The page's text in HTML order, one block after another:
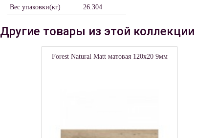
Вес упаковки(кг) 26.304
Другие товары из этой коллекции
Forest Natural Matt матовая 120x20 9мм